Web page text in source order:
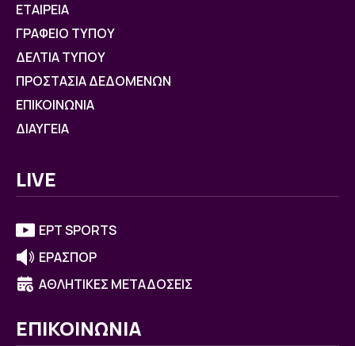
ΕΤΑΙΡΕΙΑ
ΓΡΑΦΕΙΟ ΤΥΠΟΥ
ΔΕΛΤΙΑ ΤΥΠΟΥ
ΠΡΟΣΤΑΣΙΑ ΔΕΔΟΜΕΝΩΝ
ΕΠΙΚΟΙΝΩΝΙΑ
ΔΙΑΥΓΕΙΑ
LIVE
ΕΡΤ SPORTS
ΕΡΑΣΠΟΡ
ΑΘΛΗΤΙΚΕΣ ΜΕΤΑΔΟΣΕΙΣ
ΕΠΙΚΟΙΝΩΝΙΑ